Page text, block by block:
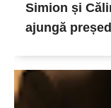
Simion și
ajungă